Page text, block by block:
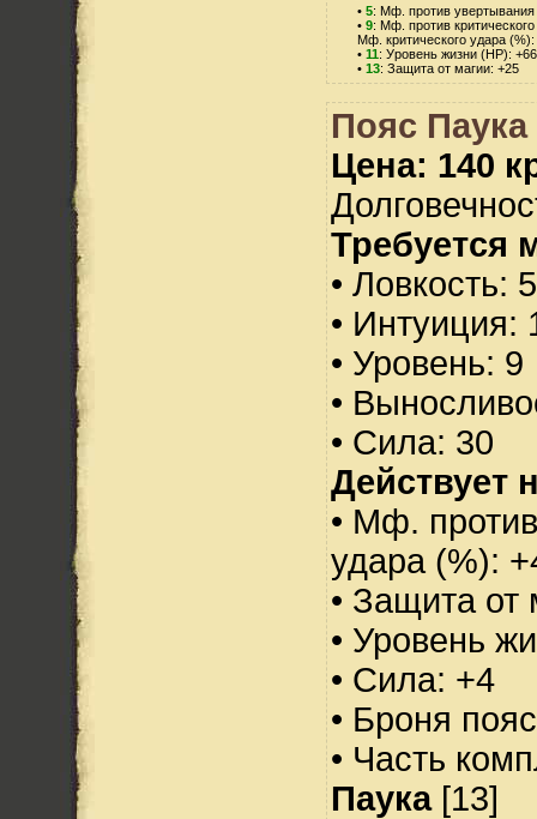
• 5: Мф. против увертывания
• 9: Мф. против
Мф. критического удара (%):
• 11: Уровень жизни (HP): +66
• 13: Защита от магии: +25
Пояс Паука
Цена: 140
Требуется
• Ловкость:
• Интуиция:
• Уровень: 9
•
• Сила: 30
Действует
• Мф.
удара (%):
• Защита от
• Уровень
• Сила: +4
• Броня
• Часть
Паука[13]